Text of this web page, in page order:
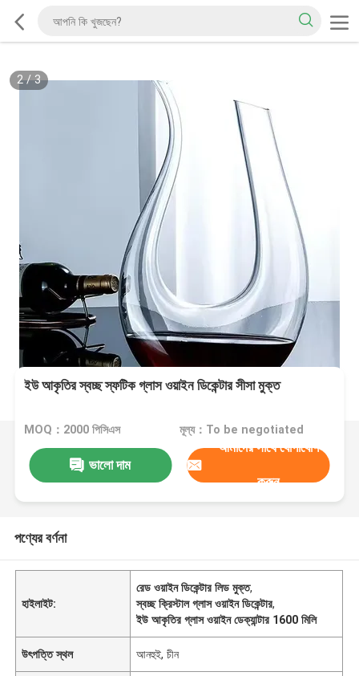
2/3
ইউ আকৃতির স্বচ্ছ স্ফটিক গ্লাস ওয়াইন ডিকেন্টার সীসা মুক্ত
MOQ：2000 পিসিএস মূল্য：To be negotiated
ভালো দাম
আমাদের সাথে যোগাযোগ
করুন
পণ্যের বর্ণনা
হাইলাইট:
রেড ওয়াইন ডিকেন্টার লিড মুক্ত,
স্বচ্ছ ক্রিস্টাল গ্লাস ওয়াইন ডিকেন্টার,
ইউ আকৃতির গ্লাস ওয়াইন ডেক্যান্টার 1600 মিলি
উৎপত্তি স্থল আনহুই, চীন